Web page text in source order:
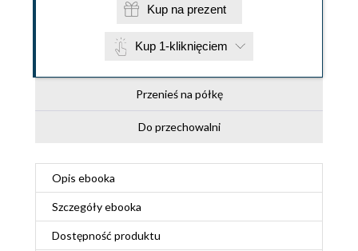
Kup na prezent
Kup 1-kliknięciem
Przenieś na półkę
Do przechowalni
Opis ebooka
Szczegółyebooka
Dostępność produktu